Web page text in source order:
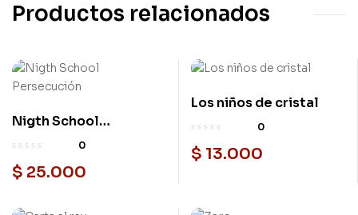
Productos relacionados
Nigth School
Persecución
0
$ 25.000
Los niños de cristal
0
$ 13.000